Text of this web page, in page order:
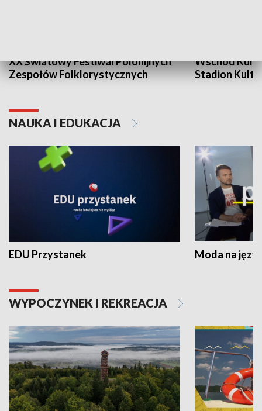
XX Światowy Festiwal Polonijnych
Zespołów Folklorystycznych
Wschód
Stadion
NAUKA I EDUKACJA
EDU Przystanek Moda na
WYPOCZYNEK I REKREACJA